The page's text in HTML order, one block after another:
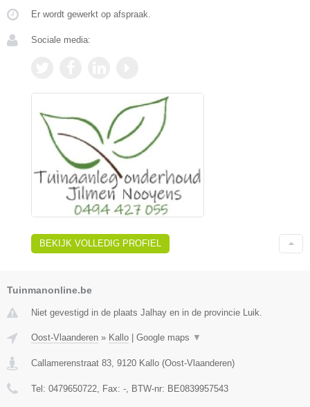
Er wordt gewerkt op afspraak.
Sociale media:
BEKIJK VOLLEDIG PROFIEL
Tuinmanonline.be
Niet gevestigd in de plaats Jalhay en in de provincie Luik.
Oost-Vlaanderen » Kallo Google maps ▼
Callamerenstraat 83 9120 Kallo (Oost-Vlaanderen)
Tel: 0479650722 , Fax: - , BTW-nr: BE0839957543